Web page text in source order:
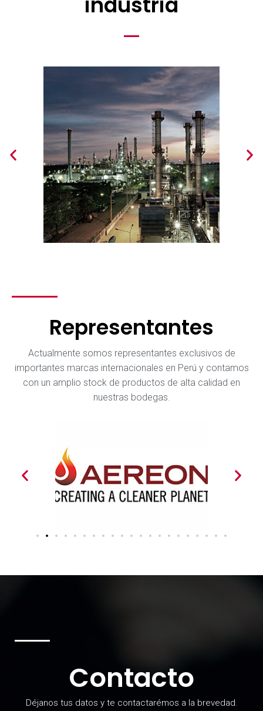
Representantes
Actualmente somos representantes exclusivos de
importantes marcas internacionales en Perú y contamos
con un amplio stock de productos de alta calidad en
nuestras bodegas.
Contacto
Déjanos tus datos y te contactarémos a la brevedad.